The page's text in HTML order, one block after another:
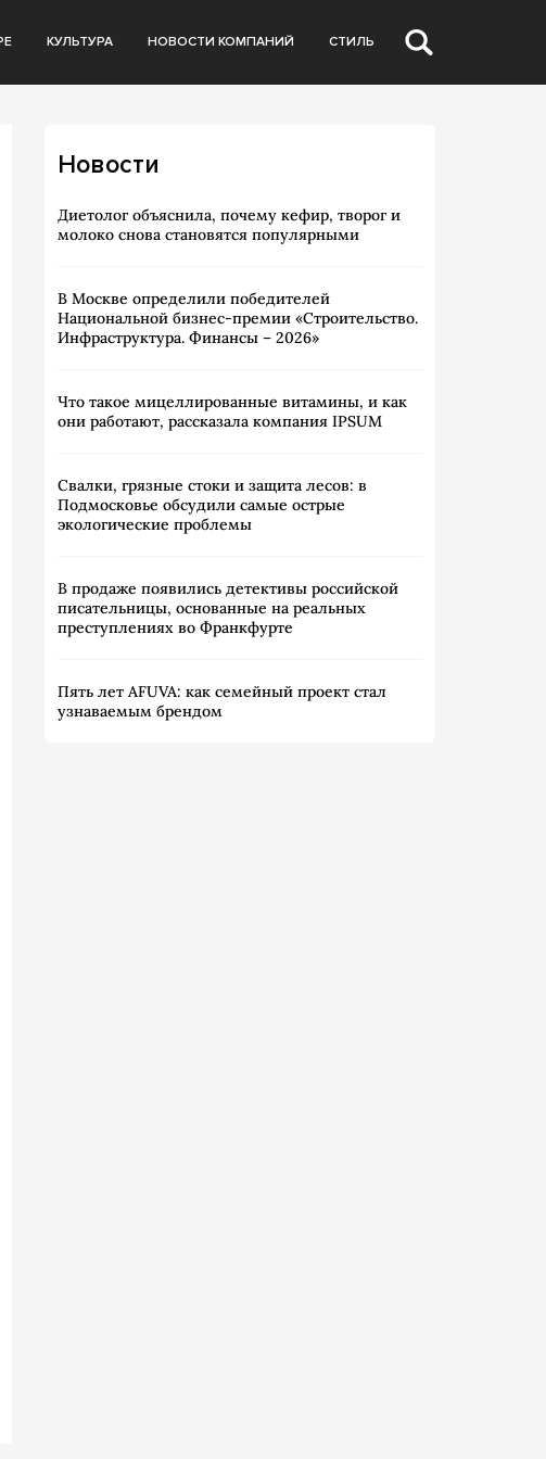
КУЛЬТУРА НОВОСТИ КОМПАНИЙ СТИЛЬ
Новости
Диетолог объяснила, почему кефир, творог и
молоко снова становятся популярными
В Москве определили победителей
Национальной бизнес-премии «Строительство.
Инфраструктура. Финансы – 2026»
Что такое мицеллированные витамины, и как
они работают, рассказала компания IPSUM
Свалки, грязные стоки и защита лесов: в
Подмосковье обсудили самые острые
экологические проблемы
В продаже появились детективы российской
писательницы, основанные на реальных
преступлениях во Франкфурте
Пять лет AFUVA: как семейный проект стал
узнаваемым брендом